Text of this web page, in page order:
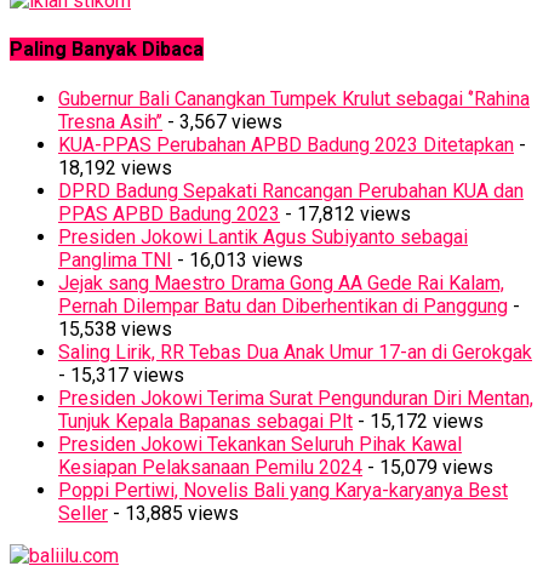
Paling Banyak Dibaca
Gubernur Bali Canangkan Tumpek Krulut sebagai ‘’Rahina
Tresna Asih’’ - 3,567 views
KUA-PPAS Perubahan APBD Badung 2023 Ditetapkan -
18,192 views
DPRD Badung Sepakati Rancangan Perubahan KUA dan
PPAS APBD Badung 2023 - 17,812 views
Presiden Jokowi Lantik Agus Subiyanto sebagai
Panglima TNI - 16,013 views
Jejak sang Maestro Drama Gong AA Gede Rai Kalam,
Pernah Dilempar Batu dan Diberhentikan di Panggung -
15,538 views
Saling Lirik, RR Tebas Dua Anak Umur 17-an di Gerokgak
- 15,317 views
Presiden Jokowi Terima Surat Pengunduran Diri Mentan,
Tunjuk Kepala Bapanas sebagai Plt - 15,172 views
Presiden Jokowi Tekankan Seluruh Pihak Kawal
Kesiapan Pelaksanaan Pemilu 2024 - 15,079 views
Poppi Pertiwi, Novelis Bali yang Karya-karyanya Best
Seller - 13,885 views